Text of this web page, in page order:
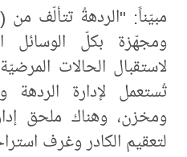
ومجهّزة بكلّ الوسائل
تُستعمل لإدارة
ومخزن، وهناك ملحق
لتعقيم الكادر وغرف